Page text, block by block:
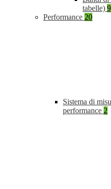
tabelle) 9
Performance 20
Sistema di
performance 2